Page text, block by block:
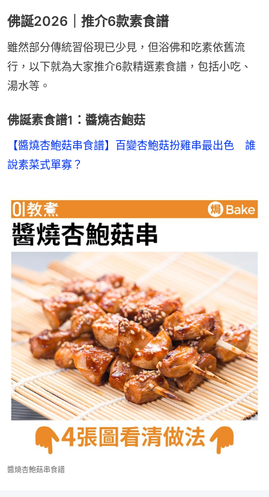
佛誕2026｜推介6款素食譜
雖然部分傳統習俗現已少見，但浴佛和吃素依舊流
行，以下就為大家推介6款精選素食譜，包括小吃、
湯水等。
佛誕素食譜1：醬燒杏鮑菇
【醬燒杏鮑菇串食譜】百變杏鮑菇扮雞串最出色　誰
說素菜式單寡？
醬燒杏鮑菇串食譜